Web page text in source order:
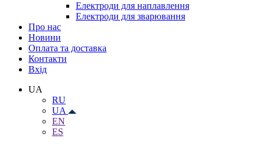
Електроди для наплавлення
Електроди для зварювання
Про нас
Новини
Оплата та доставка
Контакти
Вхiд
UA
RU
UA
EN
ES